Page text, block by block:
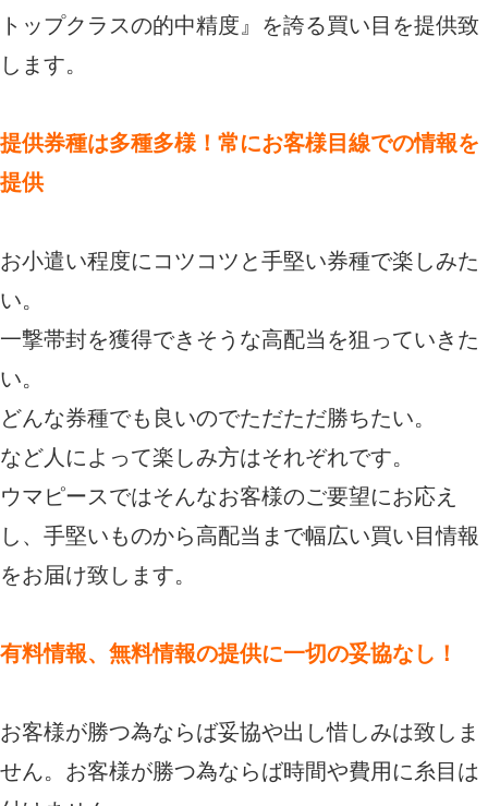
トップクラスの的中精度』を誇る買い目を提供致
します。
提供券種は多種多様！常にお客様目線での情報を
提供
お小遣い程度にコツコツと手堅い券種で楽しみた
い。
一撃帯封を獲得できそうな高配当を狙っていきた
い。
どんな券種でも良いのでただただ勝ちたい。
など人によって楽しみ方はそれぞれです。
ウマピースではそんなお客様のご要望にお応え
し、手堅いものから高配当まで幅広い買い目情報
をお届け致します。
有料情報、無料情報の提供に一切の妥協なし！
お客様が勝つ為ならば妥協や出し惜しみは致しま
せん。お客様が勝つ為ならば時間や費用に糸目は